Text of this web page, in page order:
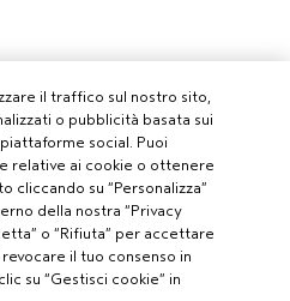
il traffico sul nostro sito,
o pubblicità basata sui
social. Puoi
relative ai cookie o ottenere
cliccando su “Personalizza”
della nostra “Privacy
o “Rifiuta” per accettare
il tuo consenso in
su “Gestisci cookie” in